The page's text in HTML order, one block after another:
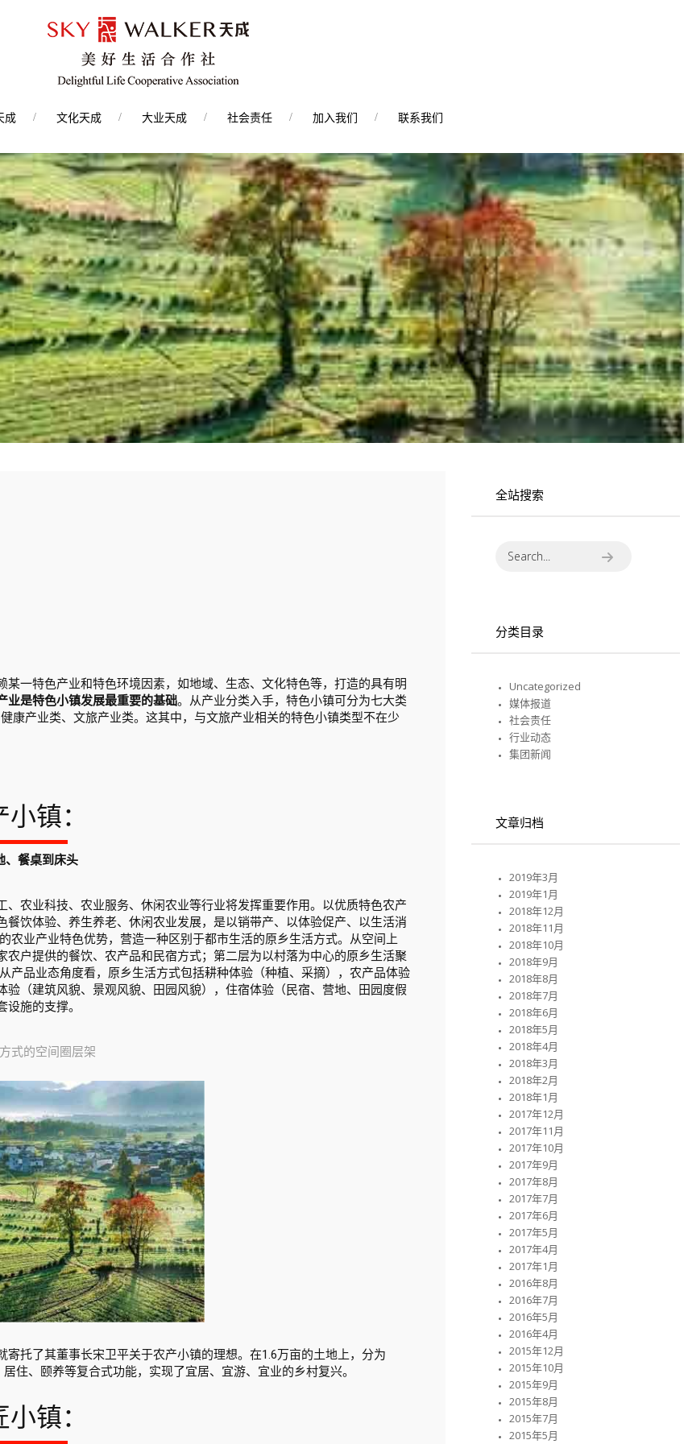
成 文化天成 大业天成 社会责任 加入我们 联系我们
一特色产业和特色环境因素，如地域、生态、文化特色等，打造的具有明
业是特色小镇发展最重要的基础。从产业分类入手，特色小镇可分为七大类
康产业类、文旅产业类。这其中，与文旅产业相关的特色小镇类型不在少
镇：
、餐桌到床头
农业科技、农业服务、休闲农业等行业将发挥重要作用。以优质特色农产
饮体验、养生养老、休闲农业发展，是以销带产、以体验促产、以生活消
业产业特色优势，营造一种区别于都市生活的原乡生活方式。从空间上
户提供的餐饮、农产品和民宿方式；第二层为以村落为中心的原乡生活聚
品业态角度看，原乡生活方式包括耕种体验（种植、采摘），农产品体验
验（建筑风貌、景观风貌、田园风貌），住宿体验（民宿、营地、田园度假
施的支撑。
式的空间圈层架
托了其董事长宋卫平关于农产小镇的理想。在1.6万亩的土地上，分为
住、颐养等复合式功能，实现了宜居、宜游、宜业的乡村复兴。
镇：
全站搜索
分类目录
Uncategorized
媒体报道
社会责任
行业动态
集团新闻
文章归档
2019年3月
2019年1月
2018年12月
2018年11月
2018年10月
2018年9月
2018年8月
2018年7月
2018年6月
2018年5月
2018年4月
2018年3月
2018年2月
2018年1月
2017年12月
2017年11月
2017年10月
2017年9月
2017年8月
2017年7月
2017年6月
2017年5月
2017年4月
2017年1月
2016年8月
2016年7月
2016年5月
2016年4月
2015年12月
2015年10月
2015年9月
2015年8月
2015年7月
2015年5月